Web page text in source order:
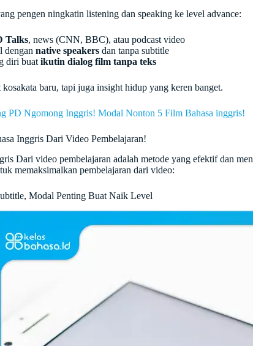
pengen ningkatin listening dan speaking ke level advance:
Talks, news (CNN, BBC), atau podcast video
dengan native speakersdan tanpa subtitle
diri buat ikutin dialog film tanpa teks
baru, tapi juga insight hidup yang keren banget.
PD Ngomong Inggris! Modal Nonton 5 Film Bahasa inggris!
Inggris Dari Video Pembelajaran!
Dari video pembelajaran adalah metode yang efektif dan
memaksimalkan pembelajaran dari video:
Modal Penting Buat Naik Level